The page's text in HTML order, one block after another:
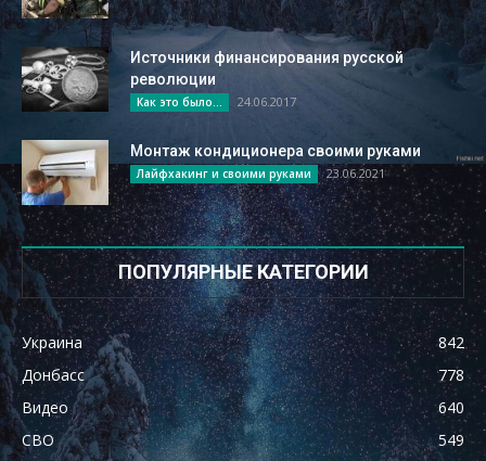
Источники финансирования русской
революции
Как это было... 24.06.2017
Монтаж кондиционера своими руками
Лайфхакинг и своими руками 23.06.2021
ПОПУЛЯРНЫЕ КАТЕГОРИИ
Украина
842
Донбасс
778
Видео
640
СВО
549